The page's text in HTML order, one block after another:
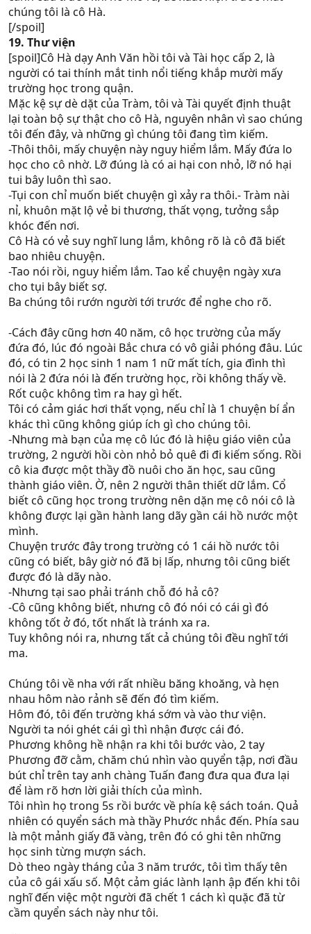
chúng tôi là cô Hà.
[/spoil]
19. Thư viện
[spoil]Cô Hà dạy Anh Văn hồi tôi và Tài học cấp 2, là
người có tai thính mắt tinh nổi tiếng khắp mười mấy
trường học trong quận.
Mặc kệ sự dè dặt của Tràm, tôi và Tài quyết định thuật
lại toàn bộ sự thật cho cô Hà, nguyên nhân vì sao chúng
tôi đến đây, và những gì chúng tôi đang tìm kiếm.
-Thôi thôi, mấy chuyện này nguy hiểm lắm. Mấy đứa lo
học cho cô nhờ. Lỡ đúng là có ai hại con nhỏ, lỡ nó hại
tui bây luôn thì sao.
-Tụi con chỉ muốn biết chuyện gì xảy ra thôi.- Tràm nài
nỉ, khuôn mặt lộ vẻ bi thương, thất vọng, tưởng sắp
khóc đến nơi.
Cô Hà có vẻ suy nghĩ lung lắm, không rõ là cô đã biết
bao nhiêu chuyện.
-Tao nói rồi, nguy hiểm lắm. Tao kể chuyện ngày xưa
cho tụi bây biết sợ.
Ba chúng tôi rướn người tới trước để nghe cho rõ.
-Cách đây cũng hơn 40 năm, cô học trường của mấy
đứa đó, lúc đó ngoài Bắc chưa có vô giải phóng đâu. Lúc
đó, có tin 2 học sinh 1 nam 1 nữ mất tích, gia đình thì
nói là 2 đứa nói là đến trường học, rồi không thấy về.
Rốt cuộc không tìm ra hay gì hết.
Tôi có cảm giác hơi thất vọng, nếu chỉ là 1 chuyện bí ẩn
khác thì cũng không giúp ích gì cho chúng tôi.
-Nhưng mà bạn của mẹ cô lúc đó là hiệu giáo viên của
trường, 2 người hồi còn nhỏ bỏ quê đi đi kiếm sống. Rồi
cô kia được một thầy đồ nuôi cho ăn học, sau cũng
thành giáo viên. Ờ, nên 2 người thân thiết dữ lắm. Cổ
biết cô cũng học trong trường nên dặn mẹ cô nói cô là
không được lại gần hành lang dãy gần cái hồ nước một
mình.
Chuyện trước đây trong trường có 1 cái hồ nước tôi
cũng có biết, bây giờ nó đã bị lấp, nhưng tôi cũng biết
được đó là dãy nào.
-Nhưng tại sao phải tránh chỗ đó hả cô?
-Cô cũng không biết, nhưng cô đó nói có cái gì đó
không tốt ở đó, tốt nhất là tránh xa ra.
Tuy không nói ra, nhưng tất cả chúng tôi đều nghĩ tới
ma.
Chúng tôi về nha với rất nhiều băng khoăng, và hẹn
nhau hôm nào rảnh sẽ đến đó tìm kiếm.
Hôm đó, tôi đến trường khá sớm và vào thư viện.
Người ta nói ghét cái gì thì nhận được cái đó.
Phương không hề nhận ra khi tôi bước vào, 2 tay
Phương đỡ cằm, chăm chú nhìn vào quyển tập, nơi đầu
bút chỉ trên tay anh chàng Tuấn đang đưa qua đưa lại
để làm rõ hơn lời giải thích của mình.
Tôi nhìn họ trong 5s rồi bước về phía kệ sách toán. Quả
nhiên có quyển sách mà thầy Phước nhắc đến. Phía sau
là một mảnh giấy đã vàng, trên đó có ghi tên những
học sinh từng mượn sách.
Dò theo ngày tháng của 3 năm trước, tôi tìm thấy tên
của cô gái xấu số. Một cảm giác lành lạnh ập đến khi tôi
nghĩ đến việc một người đã chết 1 cách kì quặc đã từ
cầm quyển sách này như tôi.